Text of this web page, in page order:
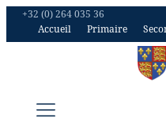
+32 (0) 264 035 36
Accueil
Primaire